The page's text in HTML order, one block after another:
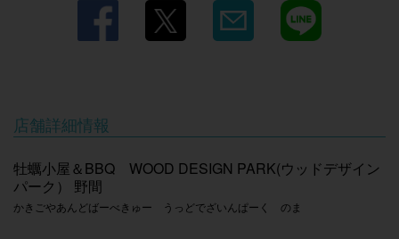
店舗詳細情報
牡蠣小屋＆BBQ WOOD DESIGN PARK(ウッドデザイン
パーク） 野間
かきごやあんどばーべきゅー うっどでざいんぱーく のま